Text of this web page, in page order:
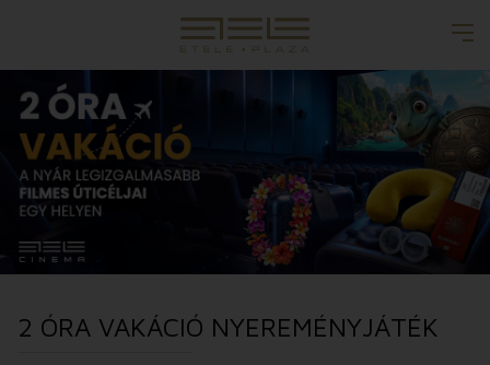
2 ÓRA VAKÁCIÓ NYEREMÉNYJÁTÉK